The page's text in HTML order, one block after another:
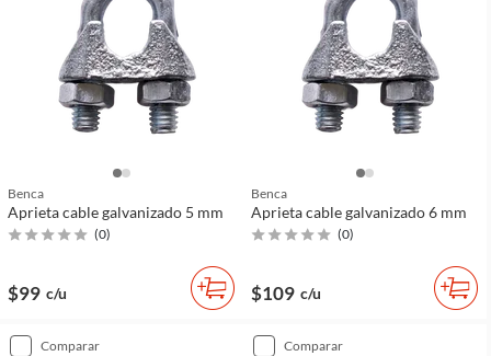
Benca
Aprieta cable galvanizado 5 mm
(0)
$99 c/u
Benca
Aprieta cable galvanizado 6 mm
(0)
$109 c/u
comparar comparar